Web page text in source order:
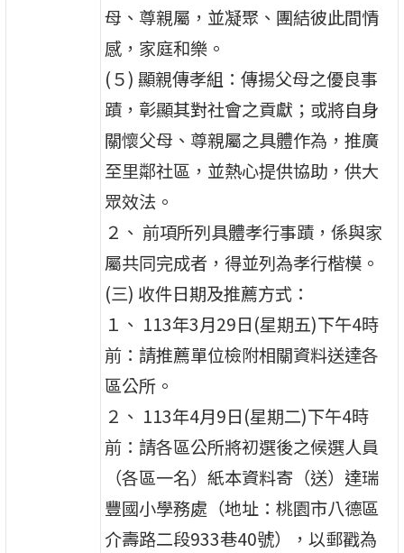
母、尊親屬，並凝聚、團結彼此間情
感，家庭和樂。
(５) 顯親傳孝組：傳揚父母之優良事
蹟，彰顯其對社會之貢獻；或將自身
關懷父母、尊親屬之具體作為，推廣
至里鄰社區，並熱心提供協助，供大
眾效法。
２、 前項所列具體孝行事蹟，係與家
屬共同完成者，得並列為孝行楷模。
(三) 收件日期及推薦方式：
１、 113年3月29日(星期五)下午4時
前：請推薦單位檢附相關資料送達各
區公所。
２、 113年4月9日(星期二)下午4時
前：請各區公所將初選後之候選人員
（各區一名）紙本資料寄（送）達瑞
豐國小學務處（地址：桃園市八德區
介壽路二段933巷40號），以郵戳為